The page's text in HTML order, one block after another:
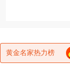
黄金名家热力榜